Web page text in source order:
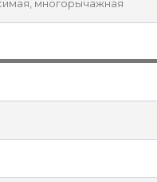
многорычажная